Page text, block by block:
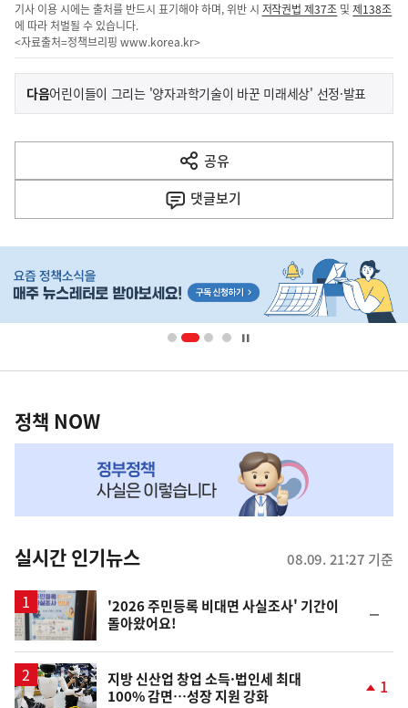
기사 이용 시에는 출처를 반드시 표기해야 하며, 위반 시 저작권법 제37조 및제138조
에 따라 처벌될 수 있습니다.
<자료출처=정책브리핑 www.korea.kr>
이
전
다
음
다음기
사
어린이들이 그리는 '양자과학기술이 바꾼 미래세상' 선정·발표
공유
열
기
댓글보기
단
영
책
NOW,
뉴
스
정책 NOW
실시간 인기뉴스 08.09. 21:27 기준
'2026 주민등록 비대면 사실조사' 기간이
돌아왔어요!
일
지방 신산업 창업 소득·법인세 최대
100% 감면…성장 지원 강화
1